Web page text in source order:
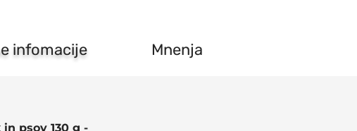
infomacije Mnenja
psov 130 g -